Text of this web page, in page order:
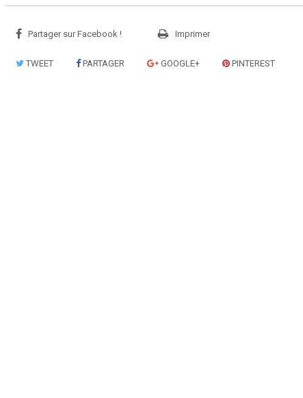
Partager sur Facebook ! Imprimer
TWEET PARTAGER GOOGLE+ PINTEREST